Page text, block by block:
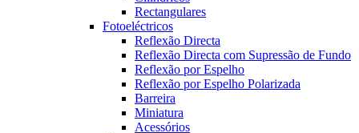
Rectangulares
Fotoeléctricos
Reflexão Directa
Reflexão Directa com Supressão de Fundo
Reflexão por Espelho
Reflexão por Espelho Polarizada
Barreira
Miniatura
Acessórios